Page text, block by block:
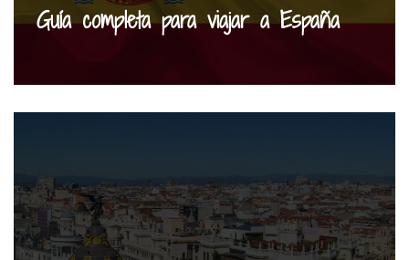
Guía completa para viajar a España